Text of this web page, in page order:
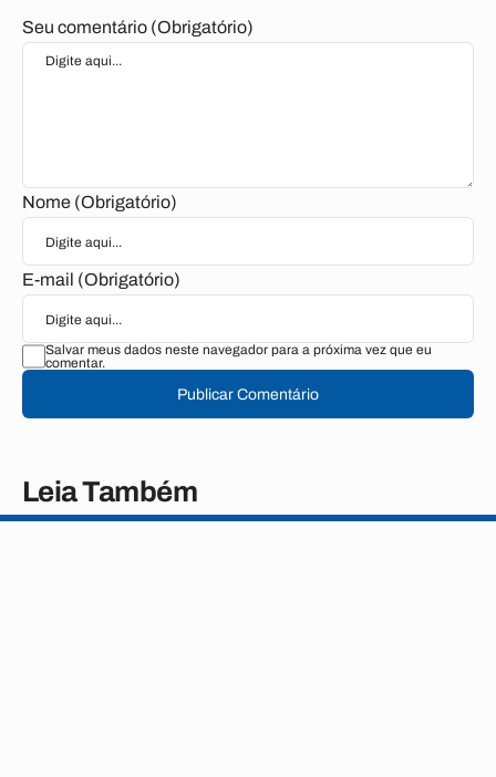
Seu comentário (Obrigatório)
Nome (Obrigatório)
E-mail (Obrigatório)
Salvar meus dados neste navegador para a próxima vez que eu
comentar.
Publicar Comentário
Leia Também